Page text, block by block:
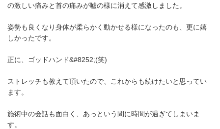
の激しい痛みと首の痛みが嘘の様に消えて感激しました。
姿勢も良くなり身体が柔らかく動かせる様になったのも、更に嬉
しかったです。
正に、ゴッドハンド&#8252;(笑)
ストレッチも教えて頂いたので、これからも続けたいと思ってい
ます。
施術中の会話も面白く、あっという間に時間が過ぎてしまいま
す。